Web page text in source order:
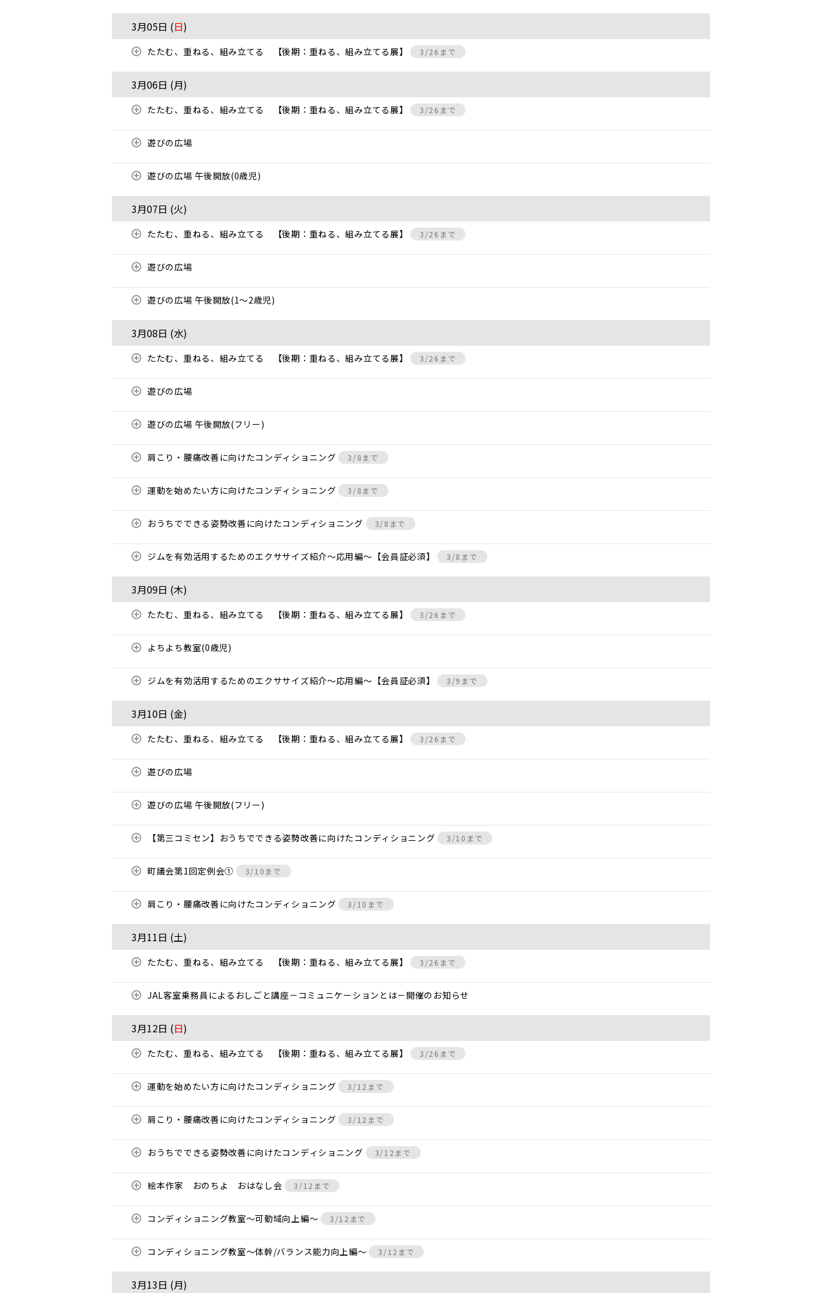
3月05日 (日)
たたむ、重ねる、組み立てる 【後期：重ねる、組み立てる展】 3/26まで
3月06日 (月)
たたむ、重ねる、組み立てる 【後期：重ねる、組み立てる展】 3/26まで
遊びの広場
遊びの広場 午後開放(0歳児)
3月07日 (火)
たたむ、重ねる、組み立てる 【後期：重ねる、組み立てる展】 3/26まで
遊びの広場
遊びの広場 午後開放(1～2歳児)
3月08日 (水)
たたむ、重ねる、組み立てる 【後期：重ねる、組み立てる展】 3/26まで
遊びの広場
遊びの広場 午後開放(フリー)
肩こり・腰痛改善に向けたコンディショニング 3/8まで
運動を始めたい方に向けたコンディショニング 3/8まで
おうちでできる姿勢改善に向けたコンディショニング 3/8まで
ジムを有効活用するためのエクササイズ紹介〜応用編〜【会員証必須】 3/8まで
3月09日 (木)
たたむ、重ねる、組み立てる 【後期：重ねる、組み立てる展】 3/26まで
よちよち教室(0歳児)
ジムを有効活用するためのエクササイズ紹介〜応用編〜【会員証必須】 3/9まで
3月10日 (金)
たたむ、重ねる、組み立てる 【後期：重ねる、組み立てる展】 3/26まで
遊びの広場
遊びの広場 午後開放(フリー)
【第三コミセン】おうちでできる姿勢改善に向けたコンディショニング 3/10まで
町議会第1回定例会① 3/10まで
肩こり・腰痛改善に向けたコンディショニング 3/10まで
3月11日 (土)
たたむ、重ねる、組み立てる 【後期：重ねる、組み立てる展】 3/26まで
JAL客室乗務員によるおしごと講座－コミュニケーションとは－開催のお知らせ
3月12日 (日)
たたむ、重ねる、組み立てる 【後期：重ねる、組み立てる展】 3/26まで
運動を始めたい方に向けたコンディショニング 3/12まで
肩こり・腰痛改善に向けたコンディショニング 3/12まで
おうちでできる姿勢改善に向けたコンディショニング 3/12まで
絵本作家 おのちよ おはなし会 3/12まで
コンディショニング教室〜可動域向上編〜 3/12まで
コンディショニング教室〜体幹/バランス能力向上編〜 3/12まで
3月13日 (月)